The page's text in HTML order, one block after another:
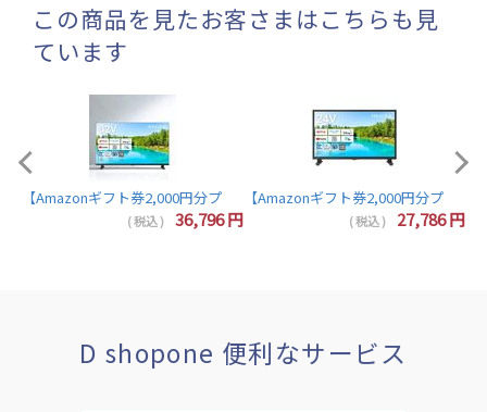
この商品を見たお客さまはこちらも見
ています
【Amazonギフト券2,000円分プレゼント】東芝 レグザ テレビ 32インチ
( 税込 ) 36,796円 ( 税込 ) 27,786円
D shopone 便利なサービス